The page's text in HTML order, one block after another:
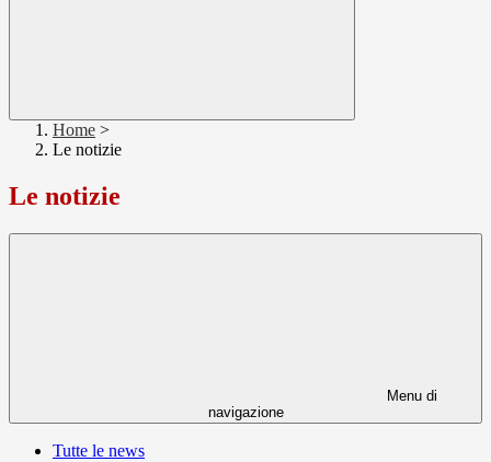
Home >
Le notizie
Le notizie
Menu di
navigazione
Tutte le news